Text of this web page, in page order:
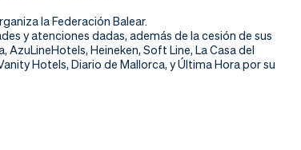
la Federación Balear.
y atenciones dadas, además de la cesión de sus
Heineken, Soft Line, La Casa del
Hotels, Diario de Mallorca, y Última Hora por su